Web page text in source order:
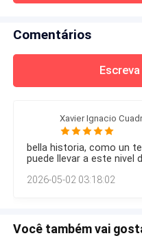
hinchados y sensibles. Yo
Comentários
Xavier Ignacio
bella historia, como un
puede llevar a este nivel
reflexión. y gracias
2026-05-02 03:18:02
Você também vai